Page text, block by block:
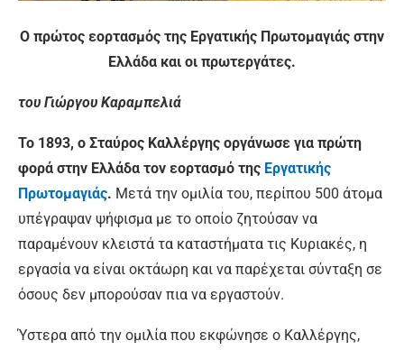
Ο πρώτος εορτασμός της Εργατικής Πρωτομαγιάς στην
Ελλάδα και οι πρωτεργάτες.
του Γιώργου Καραμπελιά
Το 1893, ο Σταύρος Καλλέργης οργάνωσε για πρώτη
φορά στην Ελλάδα τον εορτασμό της Εργατικής
Πρωτομαγιάς. Μετά την ομιλία του, περίπου 500 άτομα
υπέγραψαν ψήφισμα με το οποίο ζητούσαν να
παραμένουν κλειστά τα καταστήματα τις Κυριακές, η
εργασία να είναι οκτάωρη και να παρέχεται σύνταξη σε
όσους δεν μπορούσαν πια να εργαστούν.
Ύστερα από την ομιλία που εκφώνησε ο Καλλέργης,